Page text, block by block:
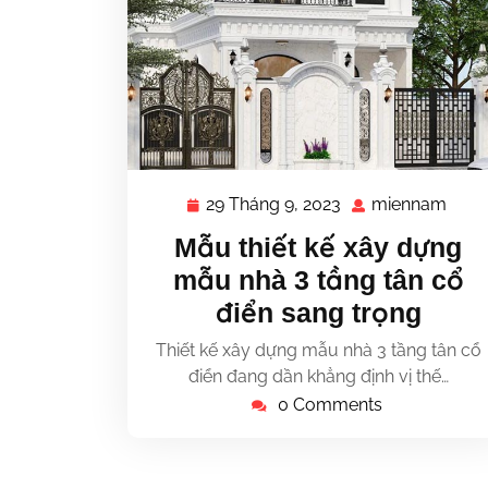
29 Tháng 9, 2023 29
Tháng
9,
2023
miennam
Mẫu thiết kế xây dựng
mẫu nhà 3 tầng tân cổ
điển sang trọng
Thiết kế xây dựng mẫu nhà 3 tầng tân cổ
điển đang dần khẳng định vị thế…
0 Comments